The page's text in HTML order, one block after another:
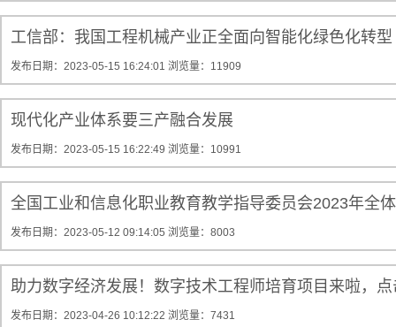
工信部：我国工程机械产业正全面向智能化绿色化转型
发布日期：2023-05-15 16:24:01 浏览量：11909
现代化产业体系要三产融合发展
发布日期：2023-05-15 16:22:49 浏览量：10991
全国工业和信息化职业教育教学指导委员会2023年全
发布日期：2023-05-12 09:14:05 浏览量：8003
助力数字经济发展！数字技术工程师培育项目来啦，
发布日期：2023-04-26 10:12:22 浏览量：7431